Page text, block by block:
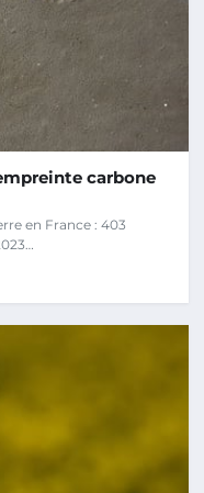
carbone
en France : 403